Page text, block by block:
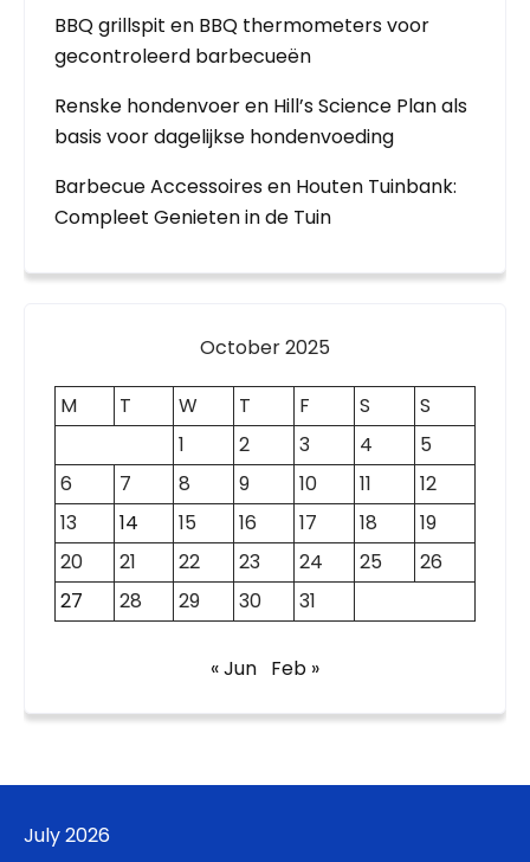
BBQ grillspit en BBQ thermometers voor
gecontroleerd barbecueën
Renske hondenvoer en Hill’s Science Plan als
basis voor dagelijkse hondenvoeding
Barbecue Accessoires en Houten Tuinbank:
Compleet Genieten in de Tuin
October 2025
M T W T F S
S
1
2 3 4
5
6
7 8 9 10 11
12
13
14 15 16 17 18
19
20
21 22 23 24 25
26
27
28 29 30 31
« Jun Feb »
July 2026